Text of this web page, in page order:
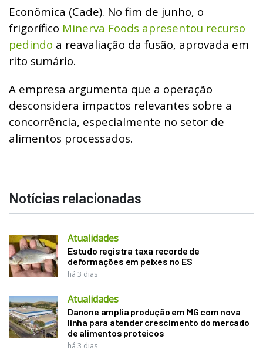
Econômica (Cade). No fim de junho, o
frigorífico Minerva Foods apresentou recurso
pedindo a reavaliação da fusão, aprovada em
rito sumário.
A empresa argumenta que a operação
desconsidera impactos relevantes sobre a
concorrência, especialmente no setor de
alimentos processados.
Notícias relacionadas
Atualidades
Estudo registra taxa recorde de
deformações em peixes no ES
há 3 dias
Atualidades
Danone amplia produção em MG com nova
linha para atender crescimento do mercado
de alimentos proteicos
há 3 dias